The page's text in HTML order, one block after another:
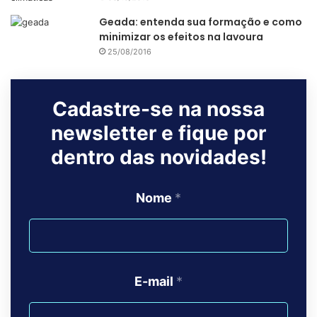
O gerenciamento do sistema de irrigação da sua fazenda
também pode ser avaliado de forma mais ampla, já que os
dados ficam armazenados
a partir do qual, pode desenvolver novas estratégias de
uso do recurso hídrico da sua propriedade rural.
Geada: entenda sua formação e como
minimizar os efeitos na lavoura
25/08/2016
Cadastre-se na nossa
newsletter e fique por
dentro das novidades!
Nome *
E-mail *